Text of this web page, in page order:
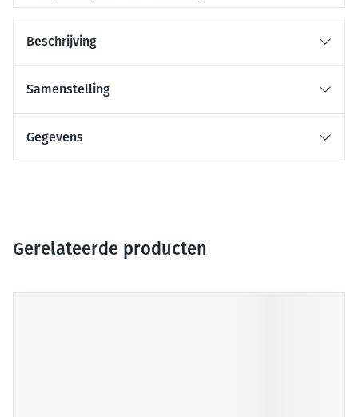
Beschrijving
Samenstelling
Gegevens
Gerelateerde producten